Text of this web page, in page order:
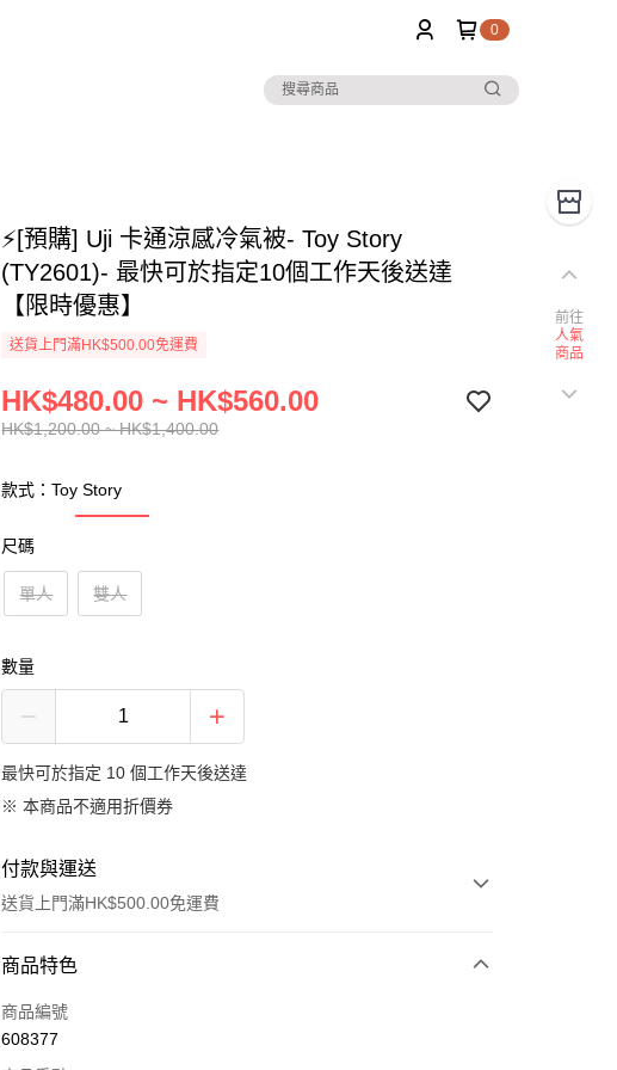
0
⚡[預購] Uji 卡通涼感冷氣被- Toy Story
(TY2601)- 最快可於指定10個工作天後送達
【限時優惠】
送貨上門滿HK$500.00免運費
HK$1,200.00 ~ HK$1,400.00
HK$480.00 ~ HK$560.00
款式：Toy Story
尺碼
單人 雙人
數量
最快可於指定 10 個工作天後送達
※ 本商品不適用折價券
付款與運送
送貨上門滿HK$500.00免運費
付款方式
信用卡
商品特色
商品編號
608377
前往
人氣
商品